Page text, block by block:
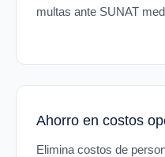
multas ante SUNAT
Ahorro en costos
Elimina costos de